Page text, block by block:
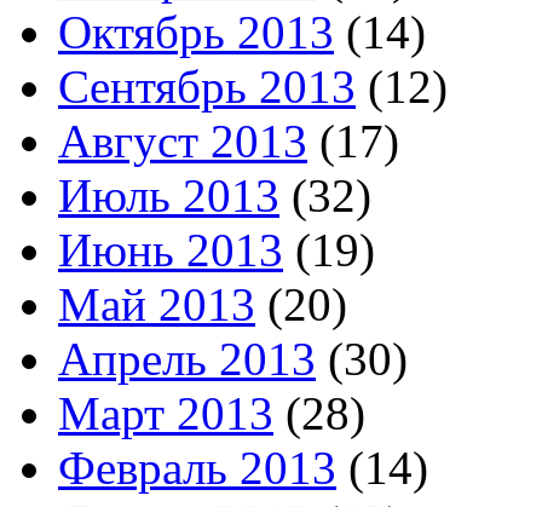
Октябрь 2013 (14)
Сентябрь 2013 (12)
Август 2013 (17)
Июль 2013 (32)
Июнь 2013 (19)
Май 2013 (20)
Апрель 2013 (30)
Март 2013 (28)
Февраль 2013 (14)